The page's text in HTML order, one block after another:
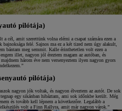
pilótája)
a cél, amit szerettünk volna elérni a csapat számára ezen a
felé. Sajnos ma ez a két tized nem úgy alakult,
bántam meg semmit. Kalle érinthetetlen volt ezen a
illet, nagyon jól éreztem magam az autóban, és
három éve nem versenyeztem ilyen nagyon gyors
pilótája)
nagyon jók voltak, és nagyon élveztem az autót. De sok
egy sikánban hibáztam, ami sok időnkbe került. Még
és tovább kell lépnem a következőre. Legalább a
volt a Finn Rallyra, amit már nagyon várok.”